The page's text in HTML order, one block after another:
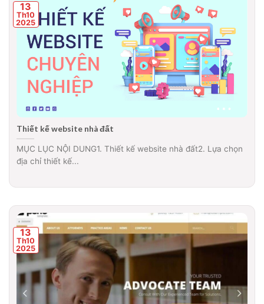
Thiết kế website nhà đất
MỤC LỤC NỘI DUNG1. Thiết kế website nhà đất2. Lựa chọn
địa chỉ thiết kế...
13
Th10
2025
13
Th10
2025